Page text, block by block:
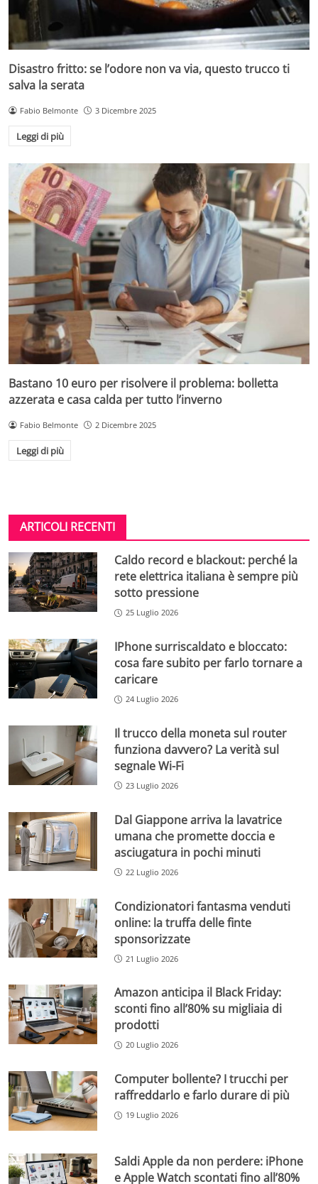
Disastro fritto: se l’odore non va via, questo trucco ti
salva la serata
Fabio Belmonte 3 Dicembre 2025
Leggi di più
Bastano 10 euro per risolvere il problema: bolletta
azzerata e casa calda per tutto l’inverno
Fabio Belmonte 2 Dicembre 2025
Leggi di più
ARTICOLI RECENTI
Caldo record e blackout: perché la
rete elettrica italiana è sempre più
sotto pressione
25 Luglio 2026
IPhone surriscaldato e bloccato:
cosa fare subito per farlo tornare a
caricare
24 Luglio 2026
Il trucco della moneta sul router
funziona davvero? La verità sul
segnale Wi-Fi
23 Luglio 2026
Dal Giappone arriva la lavatrice
umana che promette doccia e
asciugatura in pochi minuti
22 Luglio 2026
Condizionatori fantasma venduti
online: la truffa delle finte
sponsorizzate
21 Luglio 2026
Amazon anticipa il Black Friday:
sconti fino all’80% su migliaia di
prodotti
20 Luglio 2026
Computer bollente? I trucchi per
raffreddarlo e farlo durare di più
19 Luglio 2026
Saldi Apple da non perdere: iPhone
e Apple Watch scontati fino all’80%